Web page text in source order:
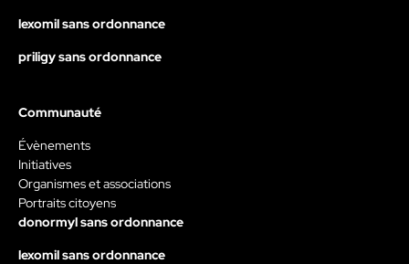
lexomil sans ordonnance
priligy sans ordonnance
Communauté
Évènements
Initiatives
Organismes et associations
Portraits citoyens
donormyl sans ordonnance
lexomil sans ordonnance